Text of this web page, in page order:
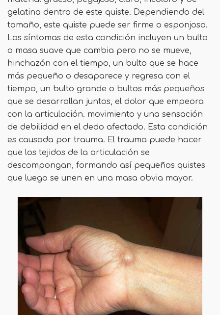
gelatina dentro de este quiste. Dependiendo del
tamaño, este quiste puede ser firme o esponjoso.
Los síntomas de esta condición incluyen un bulto
o masa suave que cambia pero no se mueve,
hinchazón con el tiempo, un bulto que se hace
más pequeño o desaparece y regresa con el
tiempo, un bulto grande o bultos más pequeños
que se desarrollan juntos, el dolor que empeora
con la articulación. movimiento y una sensación
de debilidad en el dedo afectado. Esta condición
es causada por trauma. El trauma puede hacer
que los tejidos de la articulación se
descompongan, formando así pequeños quistes
que luego se unen en una masa obvia mayor.